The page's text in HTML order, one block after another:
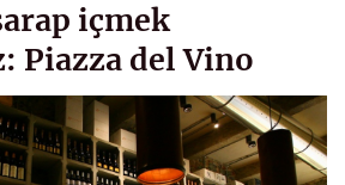
içmek
Piazza del Vino